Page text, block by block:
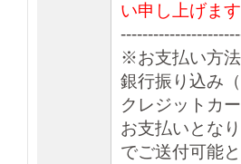
い申し上げま
※お支払い方
銀行振り込み
クレジットカ
お支払いとな
でご送付可能